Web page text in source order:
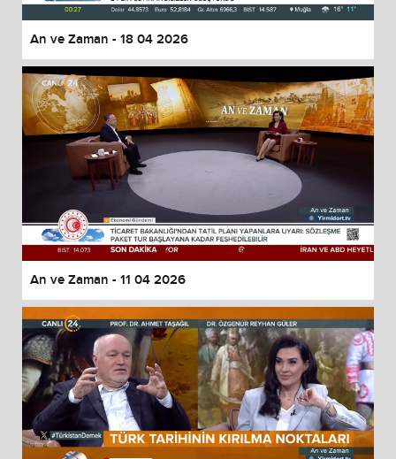
An ve Zaman - 18 04 2026
An ve Zaman - 11 04 2026